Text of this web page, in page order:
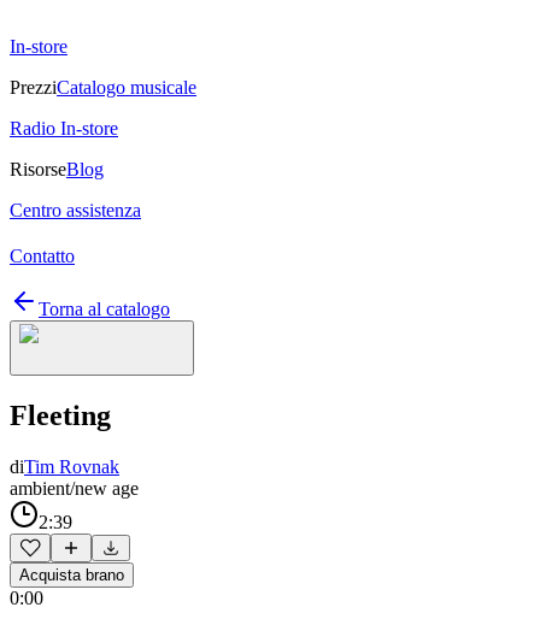
In-store
PrezziCatalogo musicale
Radio In-store
RisorseBlog
Centro assistenza
Contatto
Torna al catalogo
Fleeting
diTim Rovnak
ambient/new age
2:39
Acquista brano
0:00